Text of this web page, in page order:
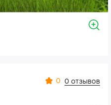
0 0 отзывов